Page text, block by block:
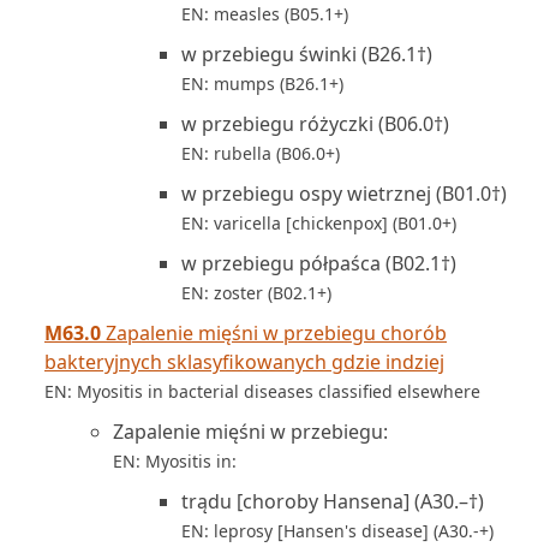
EN: measles (B05.1+)
w przebiegu świnki (B26.1†)
EN: mumps (B26.1+)
w przebiegu różyczki (B06.0†)
EN: rubella (B06.0+)
w przebiegu ospy wietrznej (B01.0†)
EN: varicella [chickenpox] (B01.0+)
w przebiegu półpaśca (B02.1†)
EN: zoster (B02.1+)
M63.0Zapalenie mięśni w przebiegu chorób
bakteryjnych sklasyfikowanych gdzie indziej
EN: Myositis in bacterial diseases classified elsewhere
Zapalenie mięśni w przebiegu:
EN: Myositis in:
trądu [choroby Hansena] (A30.–†)
EN: leprosy [Hansen's disease] (A30.-+)